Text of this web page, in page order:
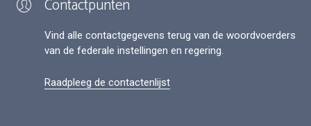
Contactpunten
Vind alle contactgegevens terug van de woordvoerders
van de federale instellingen en regering.
Raadpleeg de contactenlijst